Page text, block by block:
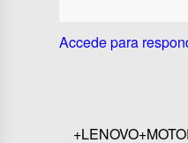
Accede para